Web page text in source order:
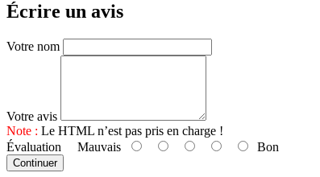
Écrire un avis
Votre nom
Votre avis
Note : Le HTML n’est pas pris en charge !
Évaluation Mauvais Bon
Continuer